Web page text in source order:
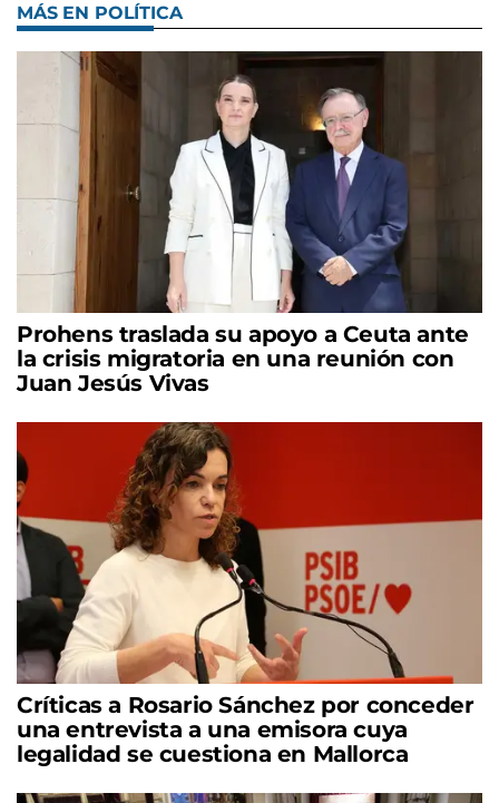
MÁS EN POLÍTICA
Prohens traslada su apoyo a Ceuta ante
la crisis migratoria en una reunión con
Juan Jesús Vivas
Críticas a Rosario Sánchez por conceder
una entrevista a una emisora cuya
legalidad se cuestiona en Mallorca